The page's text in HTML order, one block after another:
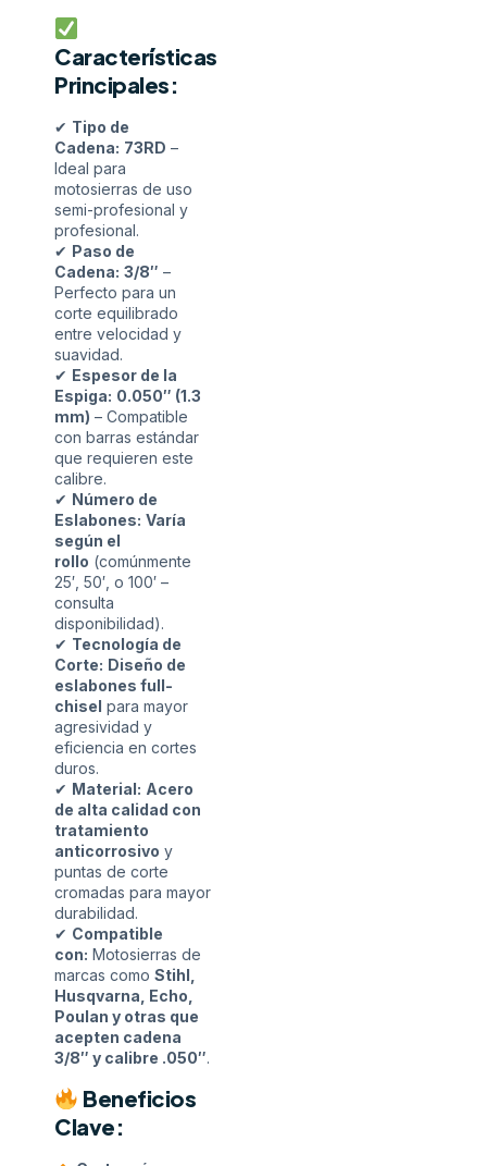
Características
Principales:
✔ Tipo de
Cadena: 73RD –
Ideal para
motosierras de uso
semi-profesional y
profesional.
✔ Paso de
Cadena: 3/8″ –
Perfecto para un
corte equilibrado
entre velocidad y
suavidad.
✔ Espesor de la
Espiga: 0.050″ (1.3
mm) – Compatible
con barras estándar
que requieren este
calibre.
✔ Número de
Eslabones: Varía
según el
rollo (comúnmente
25′, 50′, o 100′ –
consulta
disponibilidad).
✔ Tecnología de
Corte: Diseño de
eslabones full-
chisel para mayor
agresividad y
eficiencia en cortes
duros.
✔ Material: Acero
de alta calidad con
tratamiento
anticorrosivo y
puntas de corte
cromadas para mayor
durabilidad.
✔ Compatible
con: Motosierras de
marcas como Stihl,
Husqvarna, Echo,
Poulan y otras que
acepten cadena
3/8″ y calibre .050″.
Beneficios
Clave: